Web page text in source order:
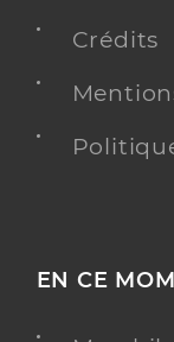
Crédits
EN CE